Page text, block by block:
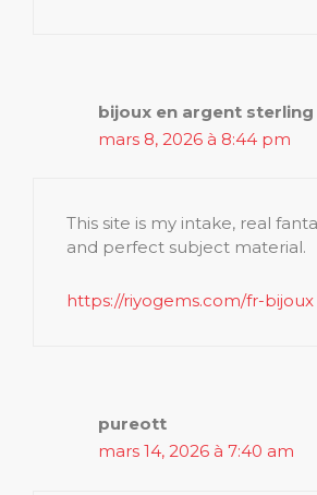
bijoux en argent sterling
mars 8, 2026 à 8:44 pm
This site is my intake, real
and perfect subject material.
https://riyogems.com/fr-bijoux
pureott
mars 14, 2026 à 7:40 am